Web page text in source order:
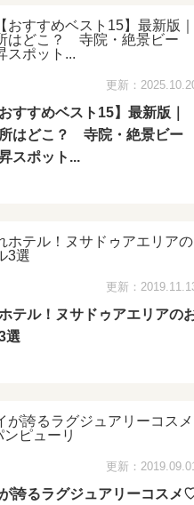
更新：
すすめベスト15】最新版｜
はどこ？ 寺院・絶景ビー
スポット...
更新：
テル！ヌサドゥアエリアの
選
更新：
誇るラグジュアリーコスメ